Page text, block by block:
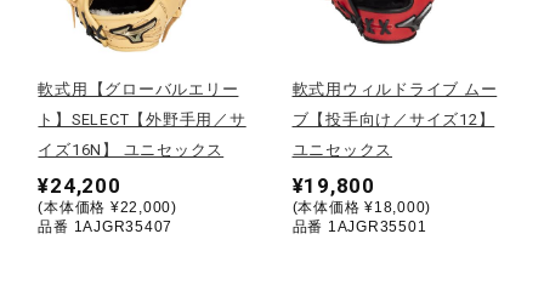
軟式用【グローバルエリー
ト】SELECT【外野手用／サ
イズ16N】 ユニセックス
¥24,200
(本体価格 ¥22,000)
品番 1AJGR35407
軟式用ウィルドライブ ムー
ブ【投手向け／サイズ12】
ユニセックス
¥19,800
(本体価格 ¥18,000)
品番 1AJGR35501